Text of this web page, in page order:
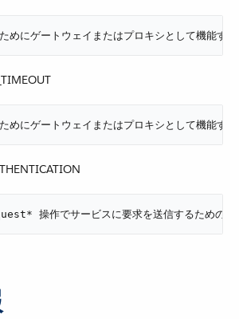
めにゲートウェイまたはプロキシとして機能す
めにゲートウェイまたはプロキシとして機能す
操作でサービスに要求を送信するための基